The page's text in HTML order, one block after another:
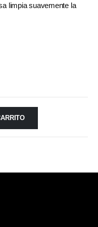
limpia suavemente la